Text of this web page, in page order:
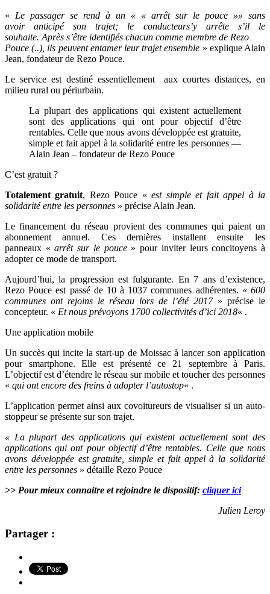
« Le passager se rend à un « « arrêt sur le pouce »» sans
avoir anticipé son trajet; le conducteurs’y arrête s’il le
souhaite. Après s’être identifiés chacun comme membre de Rezo
Pouce (..), ils peuvent entamer leur trajet ensemble » explique Alain
Jean, fondateur de Rezo Pouce.
Le service est destiné essentiellement aux courtes distances, en
milieu rural ou périurbain.
La plupart des applications qui existent actuellement
sont des applications qui ont pour objectif d’être
rentables. Celle que nous avons développée est gratuite,
simple et fait appel à la solidarité entre les personnes —
Alain Jean – fondateur de Rezo Pouce
C’est gratuit ?
Totalement gratuit, Rezo Pouce «est simple et fait appel à la
solidarité entre les personnes » précise Alain Jean.
Le financement du réseau provient des communes qui paient un
abonnement annuel. Ces dernières installent ensuite les
panneaux «arrêt sur le pouce» pour inviter leurs concitoyens à
adopter ce mode de transport.
Aujourd’hui, la progression est fulgurante. En 7 ans d’existence,
Rezo Pouce est passé de 10 à 1037 communes adhérentes. « 600
communes ont rejoins le réseau lors de l’été 2017» précise le
concepteur. « Et nous prévoyons 1700 collectivités d’ici 2018« .
Une application mobile
Un succès qui incite la start-up de Moissac à lancer son application
pour smartphone. Elle est présenté ce 21 septembre à Paris.
L’objectif est d’étendre le réseau sur mobile et toucher des personnes
« qui ont encore des freins à adopter l’autostop« .
L’application permet ainsi aux covoitureurs de visualiser si un auto-
stoppeur se présente sur son trajet.
« La plupart des applications qui existent actuellement sont des
applications qui ont pour objectif d’être rentables. Celle que nous
avons développée est gratuite, simple et fait appel à la solidarité
entre les personnes » détaille Rezo Pouce
>> Pour mieux connaitre et rejoindre le dispositif: cliquer ici
Julien Leroy
Partager :